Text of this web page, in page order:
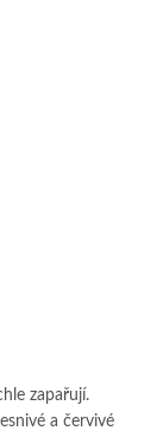
zapařují.
a červivé